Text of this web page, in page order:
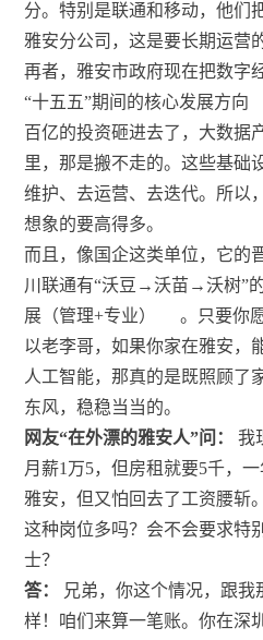
分。特别是联通和移动，他们
雅安分公司，这是要长期运营
再者，雅安市政府现在把数字
“十五五”期间的核心发展方向
百亿的投资砸进去了，大数据
里，那是搬不走的。这些基础
维护、去运营、去迭代。所以
想象的要高得多。
而且，像国企这类单位，它的
川联通有“沃豆→沃苗→沃树”
展（管理+专业）
。只要你
以老李哥，如果你家在雅安，
人工智能，那真的是既照顾了
东风，稳稳当当的。
网友“在外漂的雅安人”问：
我
月薪1万5，但房租就要5千，
雅安，但又怕回去了工资腰斩
这种岗位多吗？会不会要求特
士？
答：
兄弟，你这个情况，跟
样！咱们来算一笔账。你在深